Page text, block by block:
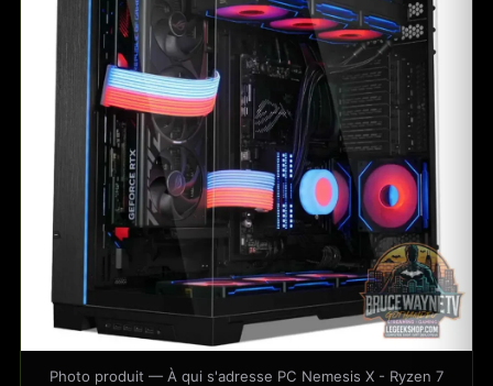
Photo produit — À qui s'adresse PC Nemesis X - Ryzen 7